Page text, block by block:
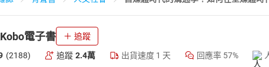
電子書 追蹤
(2188) 追蹤 2.4萬 出貨速度 1 天 回應率 57%